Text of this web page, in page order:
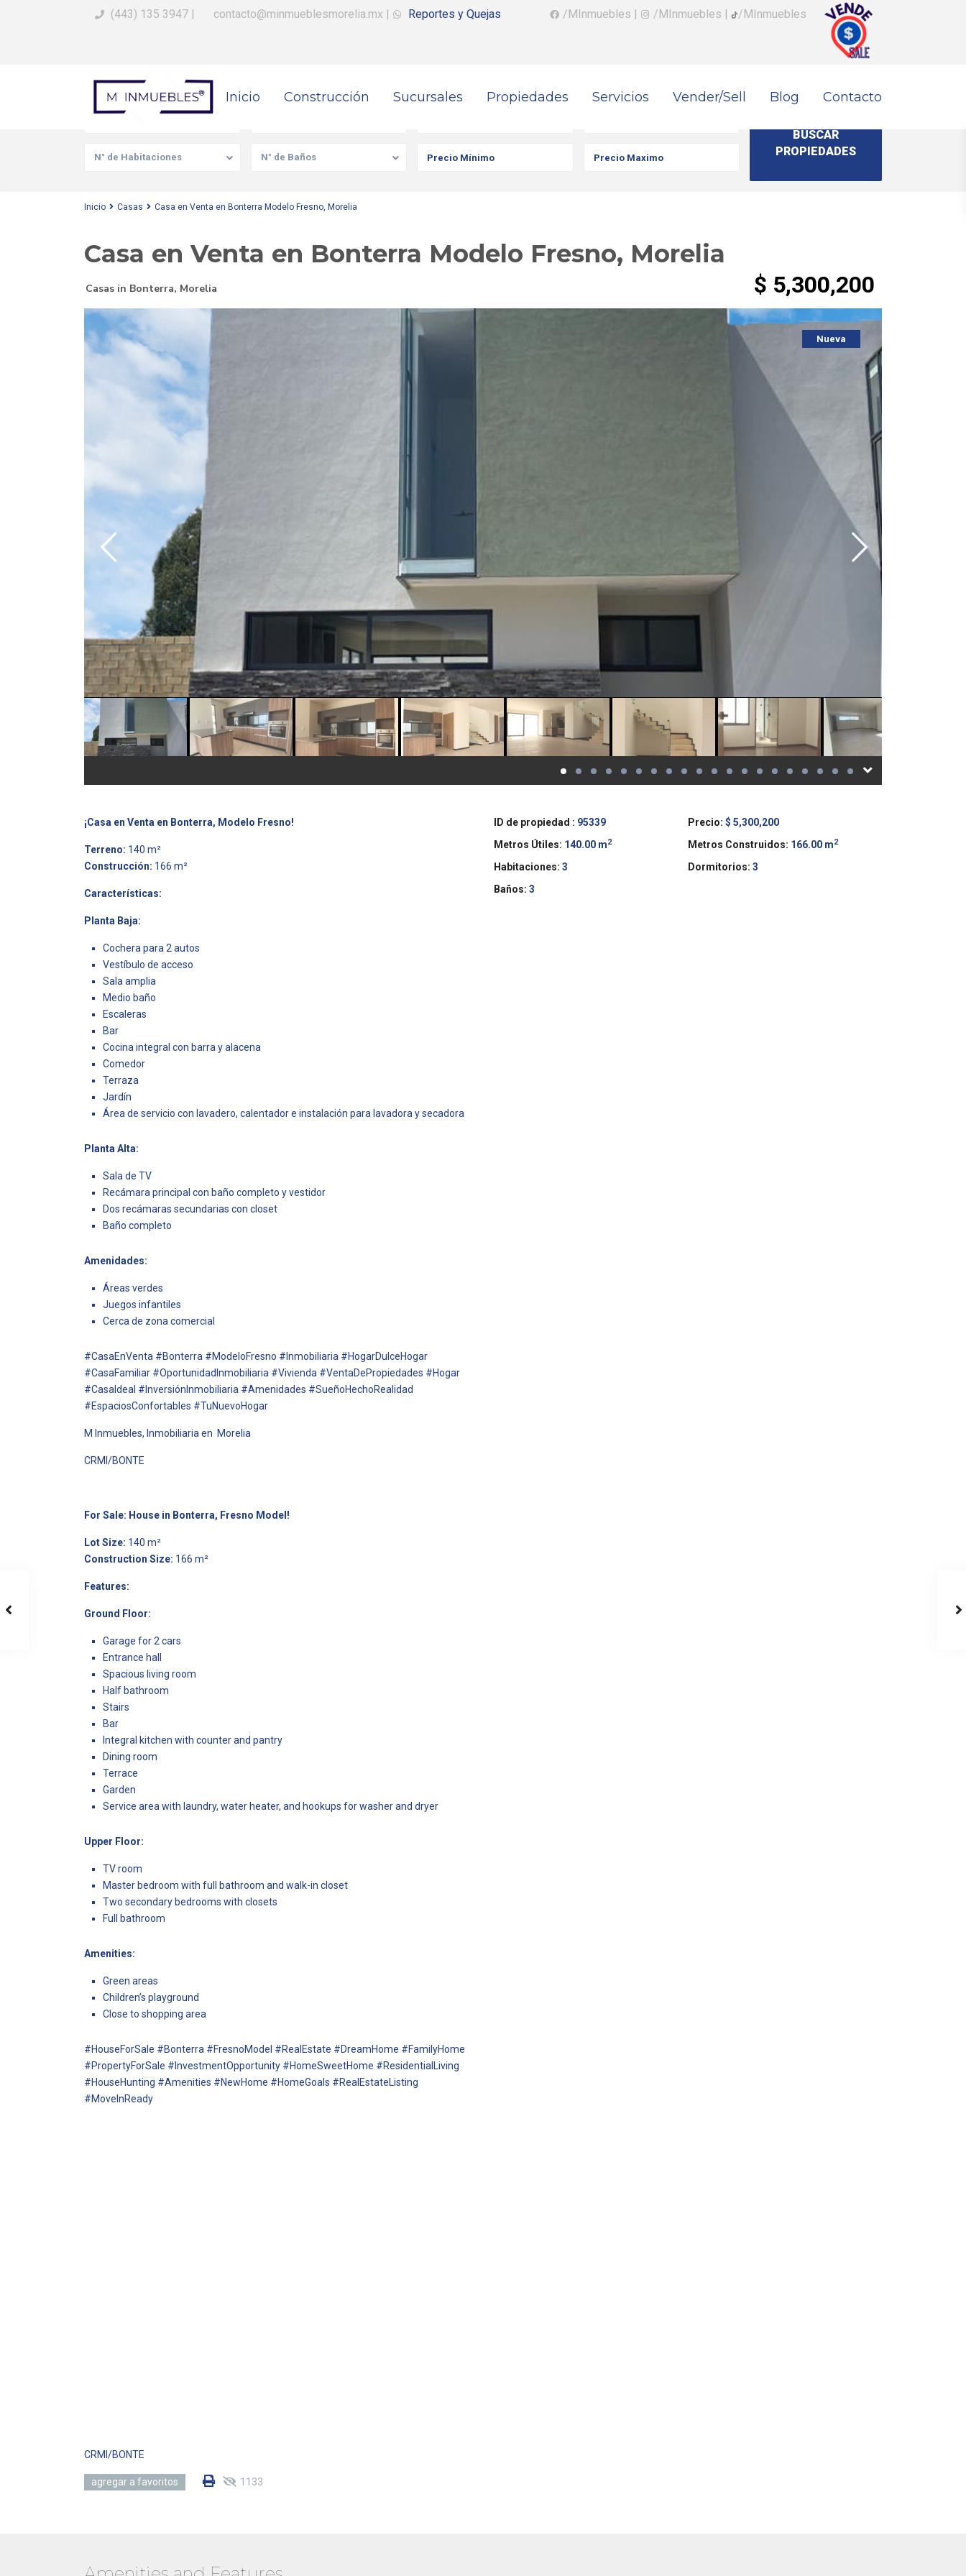
(443) 135 3947 | contacto@minmueblesmorelia.mx | Reportes y Quejas /MInmuebles | /MInmuebles | /MInmuebles
Inicio Construcción Sucursales Propiedades Servicios Vender/Sell Blog Contacto
Busca Tu Propiedad
N° de Habitaciones N° de Baños
Inicio Casas Casa en Venta en Bonterra Modelo Fresno, Morelia
Casa en Venta en Bonterra Modelo Fresno, Morelia
Casas in Bonterra, Morelia $ 5,300,200
Nueva
¡Casa en Venta en Bonterra, Modelo Fresno!
Terreno: 140 m²
Construcción: 166 m²
Características:
Planta Baja:
Cochera para 2 autos
Vestíbulo de acceso
Sala amplia
Medio baño
Escaleras
Bar
Cocina integral con barra y alacena
Comedor
Terraza
Jardín
Área de servicio con lavadero, calentador e instalación para lavadora y secadora
Planta Alta:
Sala de TV
Recámara principal con baño completo y vestidor
Dos recámaras secundarias con closet
Baño completo
Amenidades:
Áreas verdes
Juegos infantiles
Cerca de zona comercial
#CasaEnVenta #Bonterra #ModeloFresno #Inmobiliaria #HogarDulceHogar
#CasaFamiliar #OportunidadInmobiliaria #Vivienda #VentaDePropiedades #Hogar
#CasaIdeal #InversiónInmobiliaria #Amenidades #SueñoHechoRealidad
#EspaciosConfortables #TuNuevoHogar
M Inmuebles, Inmobiliaria en Morelia
CRMI/BONTE
For Sale: House in Bonterra, Fresno Model!
Lot Size: 140 m²
Construction Size: 166 m²
Features:
Ground Floor:
Garage for 2 cars
Entrance hall
Spacious living room
Half bathroom
Stairs
Bar
Integral kitchen with counter and pantry
Dining room
Terrace
Garden
Service area with laundry, water heater, and hookups for washer and dryer
Upper Floor:
TV room
Master bedroom with full bathroom and walk-in closet
Two secondary bedrooms with closets
Full bathroom
Amenities:
Green areas
Children’s playground
Close to shopping area
#HouseForSale #Bonterra #FresnoModel #RealEstate #DreamHome #FamilyHome
#PropertyForSale #InvestmentOpportunity #HomeSweetHome #ResidentialLiving
#HouseHunting #Amenities #NewHome #HomeGoals #RealEstateListing
#MoveInReady
CRMI/BONTE
agregar a favoritos 1133
ID de propiedad : 95339 Precio: $ 5,300,200
Metros Útiles: 140.00 m2 Metros Construidos: 166.00 m2
Habitaciones: 3 Dormitorios: 3
Baños: 3